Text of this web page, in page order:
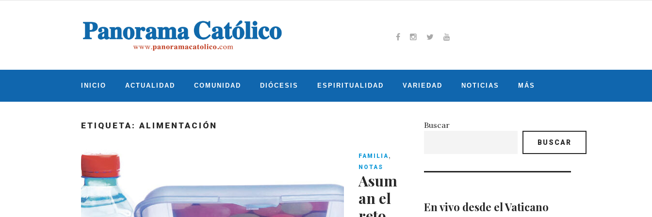
INICIO ACTUALIDAD COMUNIDAD DIÓCESIS ESPIRITUALIDAD VARIEDAD NOTICIAS MÁS
ETIQUETA: ALIMENTACIÓN
FAMILIA,
NOTAS
Asum
an el
Buscar
BUSCAR
En vivo desde el Vaticano